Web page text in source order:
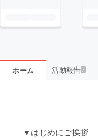
ホーム 活動報告7
▼はじめにご挨拶